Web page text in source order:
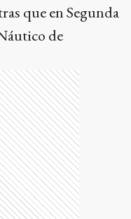
que en Segunda
de